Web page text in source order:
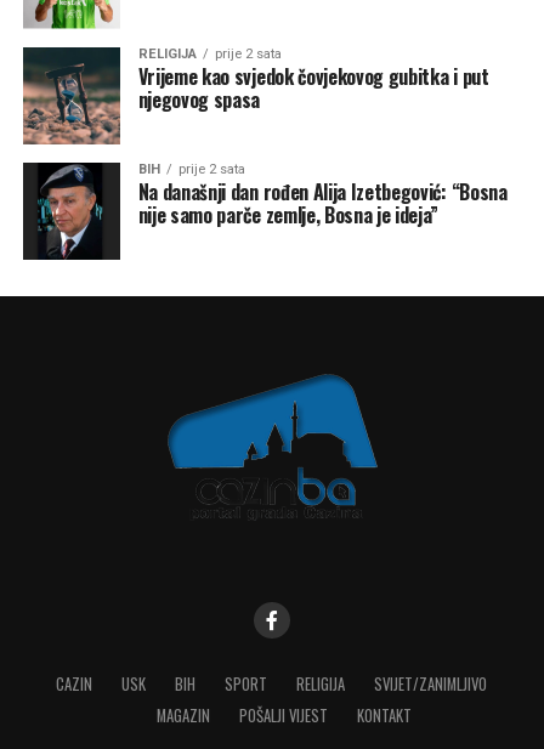
RELIGIJA prije 2 sata
Vrijeme kao svjedok čovjekovog gubitka i put
njegovog spasa
BIH prije 2 sata
Na današnji dan rođen Alija Izetbegović: “Bosna
nije samo parče zemlje, Bosna je ideja”
CAZIN USK BIH SPORT RELIGIJA
SVIJET/ZANIMLJIVO
MAGAZIN
POŠALJI VIJEST KONTAKT